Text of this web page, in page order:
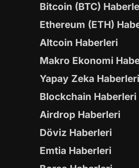
Bitcoin (BTC)
Ethereum (ETH)
Altcoin Haberleri
Makro Ekonomi
Yapay Zeka Haberleri
Blockchain Haberleri
Airdrop Haberleri
Döviz Haberleri
Emtia Haberleri